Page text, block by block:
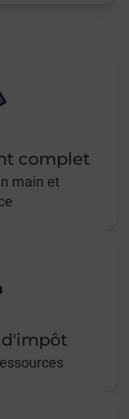
complet
main et
d'impôt